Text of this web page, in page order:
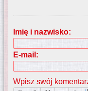
Imię i nazwisko:
E-mail:
Wpisz swój